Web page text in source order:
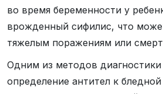
во время беременности у
врожденный сифилис, что
тяжелым поражениям или
Одним из методов диагностики
определение антител к